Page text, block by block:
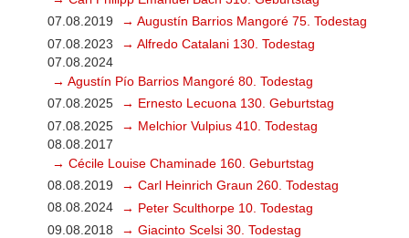
07.08.2019
→ Augustín Barrios Mangoré 75. Todestag
07.08.2023
→ Alfredo Catalani 130. Todestag
07.08.2024
→ Agustín Pío Barrios Mangoré 80. Todestag
07.08.2025
→ Ernesto Lecuona 130. Geburtstag
07.08.2025
→ Melchior Vulpius 410. Todestag
08.08.2017
→ Cécile Louise Chaminade 160. Geburtstag
08.08.2019
→ Carl Heinrich Graun 260. Todestag
08.08.2024
→ Peter Sculthorpe 10. Todestag
09.08.2018
→ Giacinto Scelsi 30. Todestag